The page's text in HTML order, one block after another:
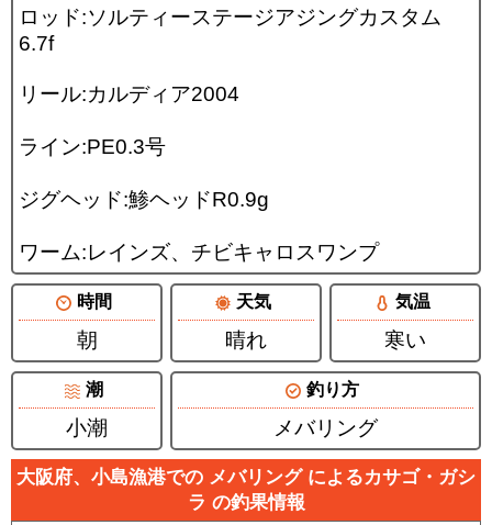
ロッド:ソルティーステージアジングカスタム
6.7f
リール:カルディア2004
ライン:PE0.3号
ジグヘッド:鯵ヘッドR0.9g
ワーム:レインズ、チビキャロスワンプ
時間
朝
天気
晴れ
気温
寒い
潮
小潮
釣り方
メバリング
大阪府、小島漁港での メバリング によるカサゴ・ガシ
ラ の釣果情報